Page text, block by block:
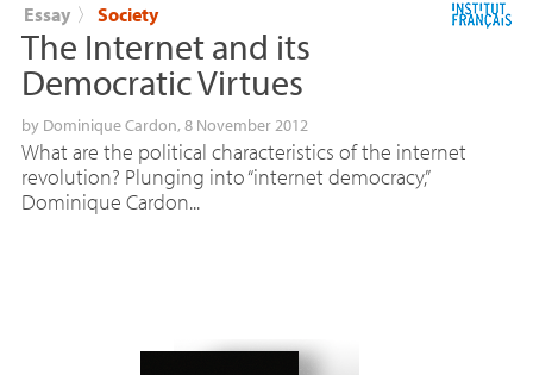
Essay 〉 Society
The Internet and its
Democratic Virtues
by Dominique Cardon, 8 November 2012
What are the political characteristics of the internet
revolution? Plunging into “internet democracy,”
Dominique Cardon...